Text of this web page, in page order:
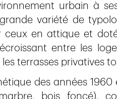
urbain à
variété de
ceux en attique et
entre les
terrasses privatives
des années
bois foncé),